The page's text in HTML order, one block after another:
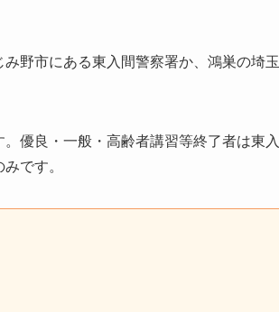
野市にある東入間警察署か、鴻巣の埼玉
優良・一般・高齢者講習等終了者は東入
です。